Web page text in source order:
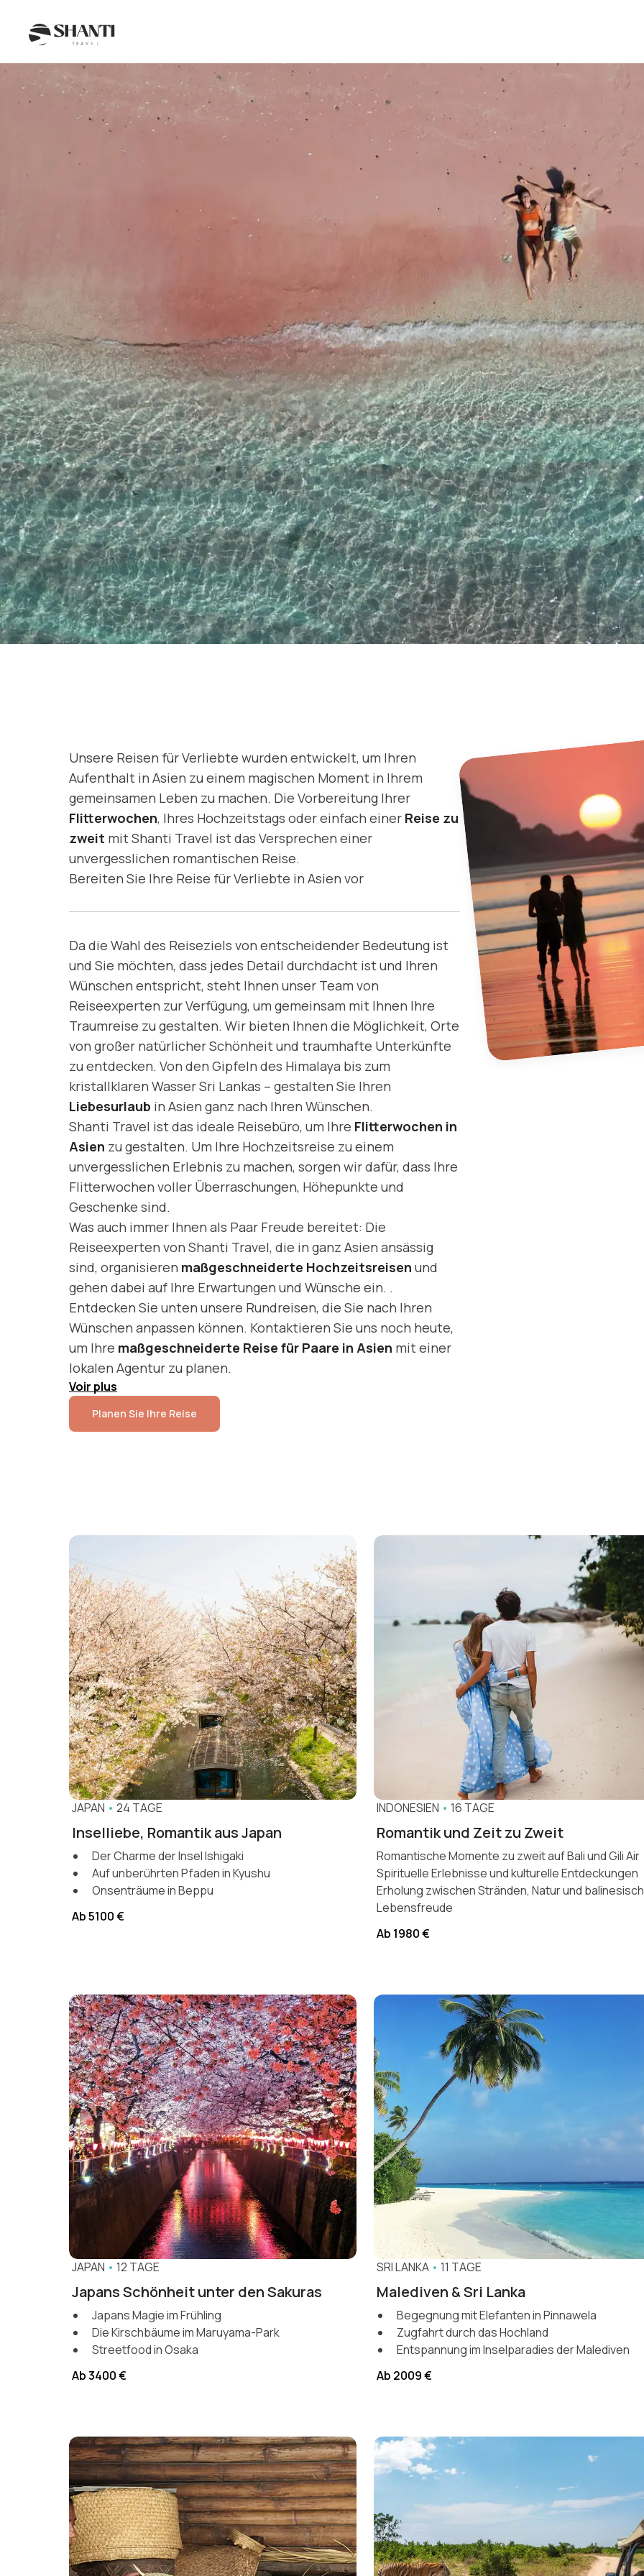
Asien
Entdecken Sie unsere Reisen
Unsere Reisen für Verliebte wurden entwickelt, um Ihren
Aufenthalt in Asien zu einem magischen Moment in Ihrem
gemeinsamen Leben zu machen. Die Vorbereitung Ihrer
Flitterwochen, Ihres Hochzeitstags oder einfach einer Reise zu
zweit mit Shanti Travel ist das Versprechen einer
unvergesslichen romantischen Reise.
Bereiten Sie Ihre Reise für Verliebte in Asien vor
Da die Wahl des Reiseziels von entscheidender Bedeutung ist
und Sie möchten, dass jedes Detail durchdacht ist und Ihren
Wünschen entspricht, steht Ihnen unser Team von
Reiseexperten zur Verfügung, um gemeinsam mit Ihnen Ihre
Traumreise zu gestalten. Wir bieten Ihnen die Möglichkeit, Orte
von großer natürlicher Schönheit und traumhafte Unterkünfte
zu entdecken. Von den Gipfeln des Himalaya bis zum
kristallklaren Wasser Sri Lankas – gestalten Sie Ihren
Liebesurlaub in Asien ganz nach Ihren Wünschen.
Shanti Travel ist das ideale Reisebüro, um Ihre Flitterwochen in
Asien zu gestalten. Um Ihre Hochzeitsreise zu einem
unvergesslichen Erlebnis zu machen, sorgen wir dafür, dass Ihre
Flitterwochen voller Überraschungen, Höhepunkte und
Geschenke sind.
Was auch immer Ihnen als Paar Freude bereitet: Die
Reiseexperten von Shanti Travel, die in ganz Asien ansässig
sind, organisieren maßgeschneiderte Hochzeitsreisen und
gehen dabei auf Ihre Erwartungen und Wünsche ein. .
Entdecken Sie unten unsere Rundreisen, die Sie nach Ihren
Wünschen anpassen können. Kontaktieren Sie uns noch heute,
um Ihre maßgeschneiderte Reise für Paare in Asien mit einer
lokalen Agentur zu planen.
Voir plus
Planen Sie Ihre Reise
JAPAN • 24 TAGE
Inselliebe, Romantik aus Japan
Der Charme der Insel Ishigaki
Auf unberührten Pfaden in Kyushu
Onsenträume in Beppu
Ab 5100 €
INDONESIEN • 16 TAGE
Romantik und Zeit zu Zweit
Romantische Momente zu zweit auf Bali und Gili Air
Spirituelle Erlebnisse und kulturelle Entdeckungen
Erholung zwischen Stränden, Natur und
Lebensfreude
Ab 1980 €
JAPAN • 12 TAGE
Japans Schönheit unter den Sakuras
Japans Magie im Frühling
Die Kirschbäume im Maruyama-Park
Streetfood in Osaka
Ab 3400 €
SRI LANKA • 11 TAGE
Malediven & Sri Lanka
Begegnung mit Elefanten in Pinnawela
Zugfahrt durch das Hochland
Entspannung im Inselparadies der Malediven
Ab 2009 €